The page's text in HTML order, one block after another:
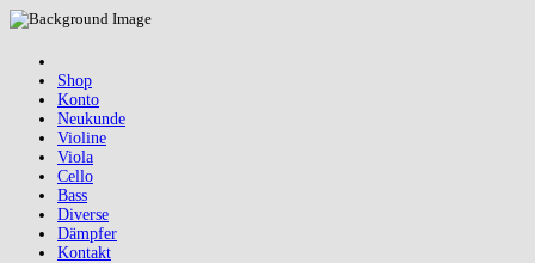
Shop
Konto
Neukunde
Violine
Viola
Cello
Bass
Diverse
Dämpfer
Kontakt